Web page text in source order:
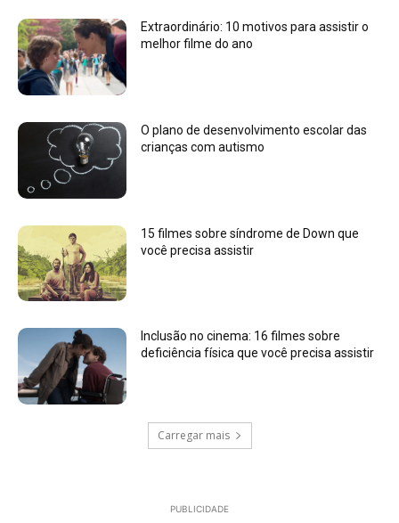
Extraordinário: 10 motivos para assistir o
melhor filme do ano
O plano de desenvolvimento escolar das
crianças com autismo
15 filmes sobre síndrome de Down que
você precisa assistir
Inclusão no cinema: 16 filmes sobre
deficiência física que você precisa assistir
Carregar mais
PUBLICIDADE